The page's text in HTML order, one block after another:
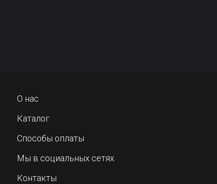
О нас
Каталог
Способы оплаты
Мы в социальных сетях
Контакты